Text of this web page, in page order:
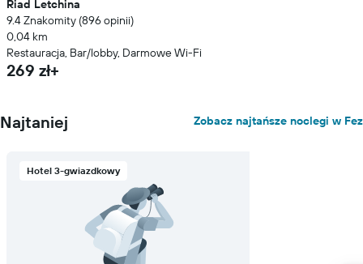
Riad Letchina
9.4 Znakomity (896 opinii)
0,04 km
Restauracja, Bar/lobby, Darmowe Wi-Fi
269 zł+
Najtaniej Zobacz najtańsze noclegi w Fez
Hotel 3-gwiazdkowy